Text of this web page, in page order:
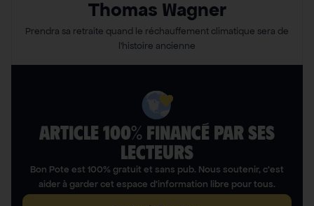
Thomas Wagner
Prendra sa retraite quand le réchauffement climatique sera de
l’histoire ancienne
ARTICLE 100% FINANCÉ PAR SES
LECTEURS​
Bon Pote est 100% gratuit et sans pub. Nous soutenir, c’est
aider à garder cet espace d’information libre pour tous.